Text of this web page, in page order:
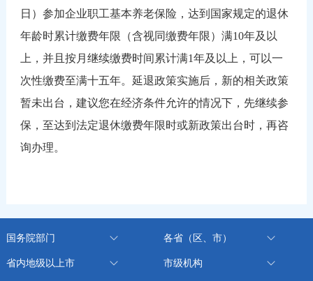
日）参加企业职工基本养老保险，达到国家规定的退休
年龄时累计缴费年限（含视同缴费年限）满10年及以
上，并且按月继续缴费时间累计满1年及以上，可以一
次性缴费至满十五年。延退政策实施后，新的相关政策
暂未出台，建议您在经济条件允许的情况下，先继续参
保，至达到法定退休缴费年限时或新政策出台时，再咨
询办理。
国务院部门 各省（区、市）
省内地级以上市 市级机构